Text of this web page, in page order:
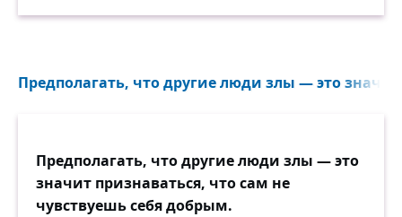
Предполагать, что другие люди злы — это
Предполагать, что другие люди злы — это
значит признаваться, что сам не
чувствуешь себя добрым.